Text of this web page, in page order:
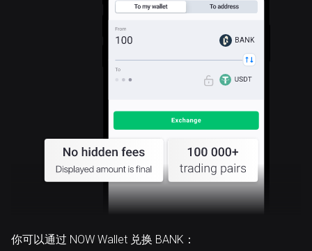
BANK
你可以通过 NOW Wallet 兑换 BANK：